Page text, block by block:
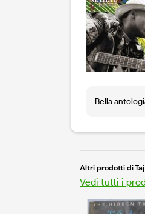
Bella
Altri prodotti di
Vedi tutti i